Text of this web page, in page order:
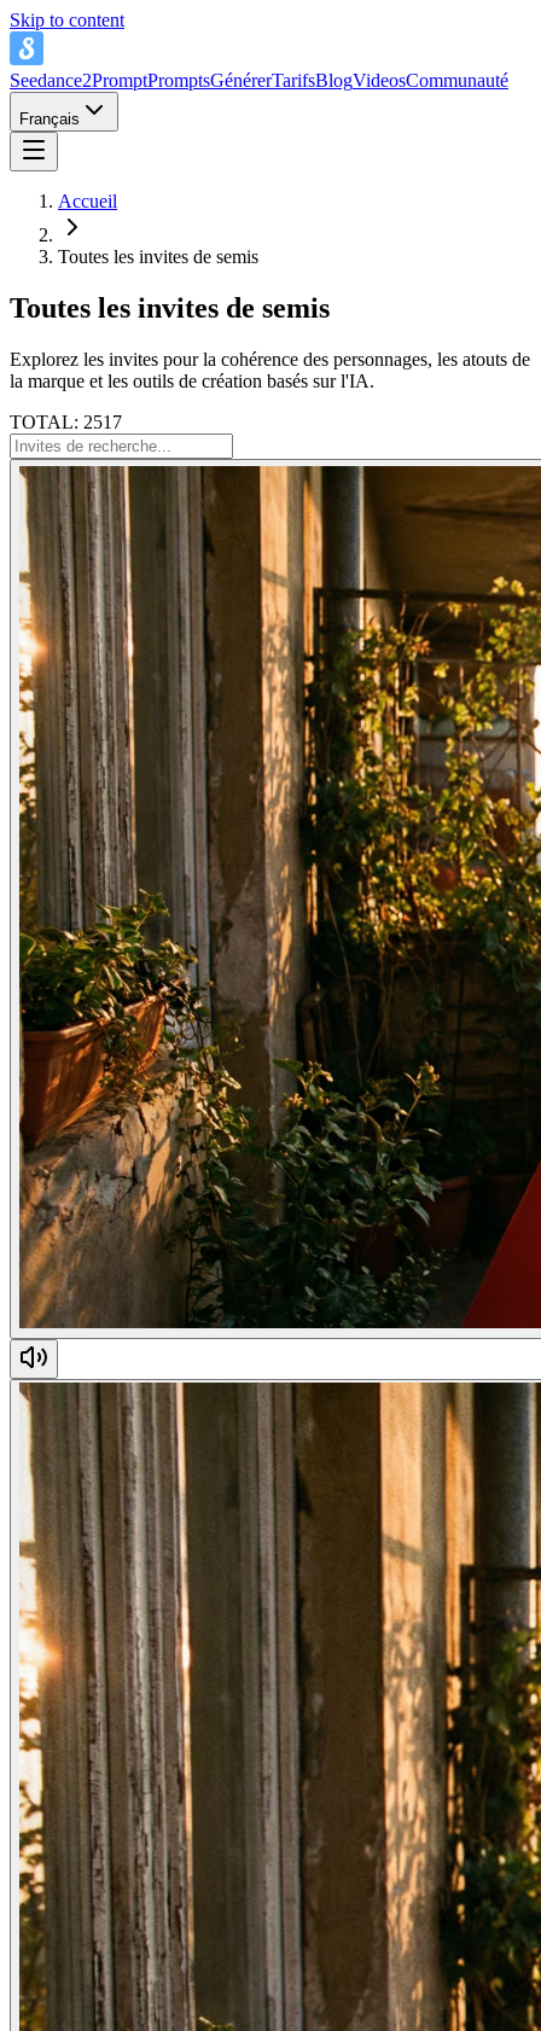
Skip to content
Seedance2PromptPromptsGénérerTarifsBlogVideosCommunauté
Français
Accueil
Toutes les invites de semis
Toutes les invites de semis
Explorez les invites pour la cohérence des personnages, les atouts de
la marque et les outils de création basés sur l'IA.
TOTAL: 2517